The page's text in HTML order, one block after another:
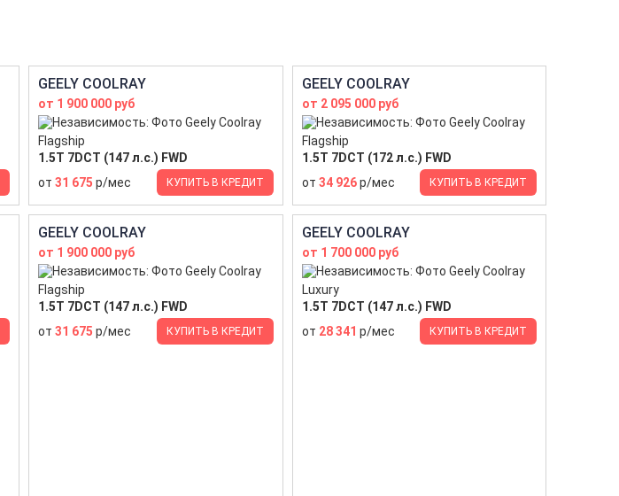
GEELY COOLRAY
от 1 900 000 руб
Flagship
1.5T 7DCT (147 л.с.) FWD
от 31 675 р/мес КУПИТЬ В КРЕДИТ
GEELY COOLRAY
от 2 095 000 руб
Flagship
1.5T 7DCT (172 л.с.) FWD
от 34 926р/мес КУПИТЬ В КРЕДИТ
GEELY COOLRAY
от 1 900 000 руб
Flagship
1.5T 7DCT (147 л.с.) FWD
от 31 675 р/мес КУПИТЬ В КРЕДИТ
GEELY COOLRAY
от 1 700 000 руб
Luxury
1.5T 7DCT (147 л.с.) FWD
от 28 341 р/мес КУПИТЬ В КРЕДИТ